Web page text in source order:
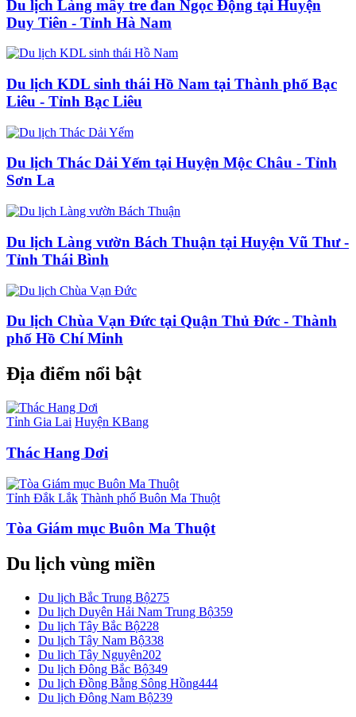
Du lịch Làng mây tre đan Ngọc Động tại Huyện
Duy Tiên - Tỉnh Hà Nam
Du lịch KDL sinh thái Hồ Nam tại Thành phố Bạc
Liêu - Tỉnh Bạc Liêu
Du lịch Thác Dải Yếm tại Huyện Mộc Châu - Tỉnh
Sơn La
Du lịch Làng vườn Bách Thuận tại Huyện Vũ Thư -
Tỉnh Thái Bình
Du lịch Chùa Vạn Đức tại Quận Thủ Đức - Thành
phố Hồ Chí Minh
Địa điểm nổi bật
Tỉnh Gia Lai Huyện KBang
Thác Hang Dơi
Tỉnh Đắk Lắk Thành phố Buôn Ma Thuột
Tòa Giám mục Buôn Ma Thuột
Du lịch vùng miền
Du lịch Bắc Trung Bộ275
Du lịch Duyên Hải Nam Trung Bộ359
Du lịch Tây Bắc Bộ228
Du lịch Tây Nam Bộ338
Du lịch Tây Nguyên202
Du lịch Đông Bắc Bộ349
Du lịch Đồng Bằng Sông Hồng444
Du lịch Đông Nam Bộ239